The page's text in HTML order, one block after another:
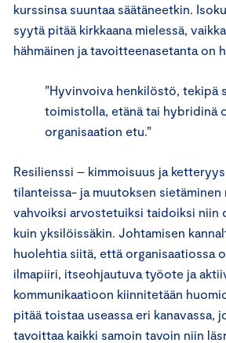
kurssinsa suuntaa säätäneetkin.
syytä pitää kirkkaana mielessä,
hähmäinen ja tavoitteenasetanta on
”Hyvinvoiva henkilöstö, tekipä
toimistolla, etänä tai hybridinä
organisaation etu.”
Resilienssi – kimmoisuus ja
tilanteissa- ja muutoksen sietäminen
vahvoiksi arvostetuiksi taidoiksi niin
kuin yksilöissäkin. Johtamisen
huolehtia siitä, että organisaatiossa
ilmapiiri, itseohjautuva työote ja
kommunikaatioon kiinnitetään
pitää toistaa useassa eri kanavassa,
tavoittaa kaikki samoin tavoin niin